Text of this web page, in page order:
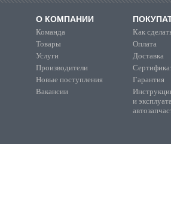
О КОМПАНИИ
Команда
Товары
Услуги
Производители
Новые поступления
Вакансии
Как
Оплата
Доставка
Гарантия
и